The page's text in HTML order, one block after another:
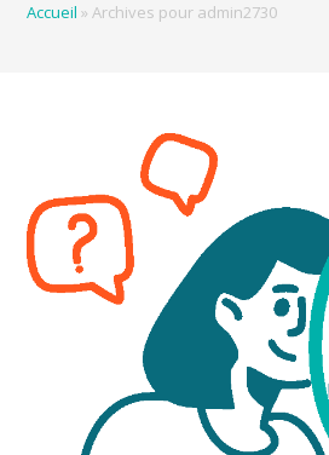
Accueil »Archives pour admin2730